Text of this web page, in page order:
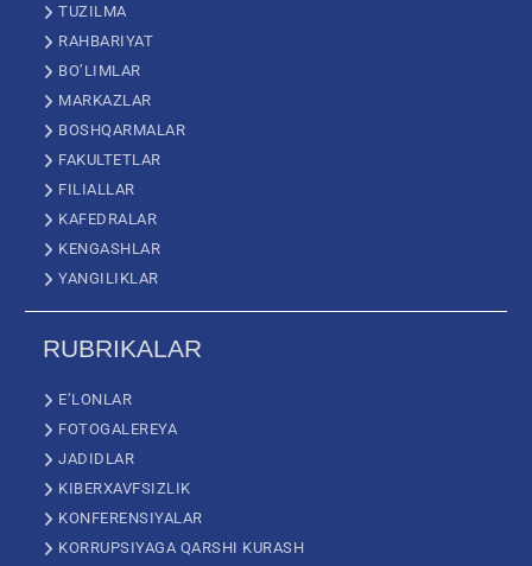
TUZILMA
RAHBARIYAT
BO’LIMLAR
MARKAZLAR
BOSHQARMALAR
FAKULTETLAR
FILIALLAR
KAFEDRALAR
KENGASHLAR
YANGILIKLAR
RUBRIKALAR
E’LONLAR
FOTOGALEREYA
JADIDLAR
KIBERXAVFSIZLIK
KONFERENSIYALAR
KORRUPSIYAGA QARSHI KURASH